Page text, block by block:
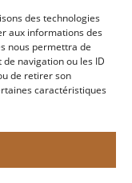
des technologies
aux informations des
nous permettra de
navigation ou les ID
de retirer son
caractéristiques